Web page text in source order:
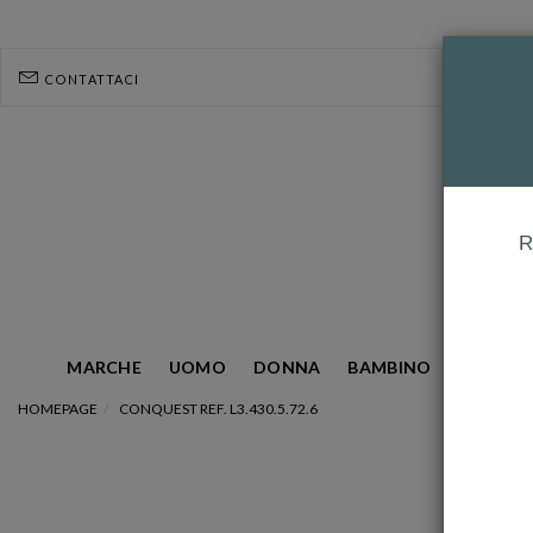
CONTATTACI
MARCHE UOMO DONNA BAMBINO
HOMEPAGE CONQUEST REF. L3.430.5.72.6